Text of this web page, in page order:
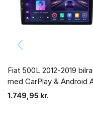
Fiat 500L 2012-2019
med CarPlay & Android
1.749,95 kr.